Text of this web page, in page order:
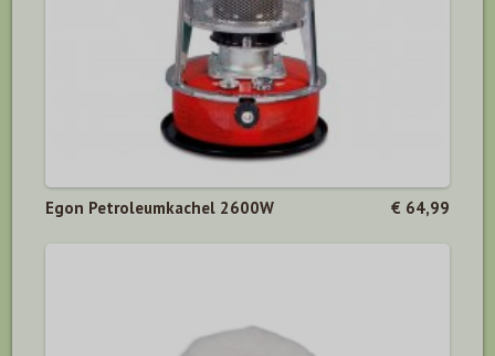
Egon Petroleumkachel 2600W € 64,99